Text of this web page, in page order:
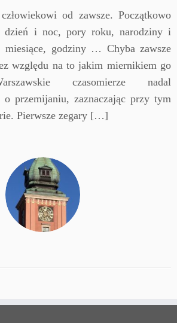
od zawsze. Początkowo
dzień i noc, pory roku, narodziny i
miesiące, godziny … Chyba zawsze
względu na to jakim miernikiem go
czasomierze nadal
o przemijaniu, zaznaczając przy tym
Pierwsze zegary […]